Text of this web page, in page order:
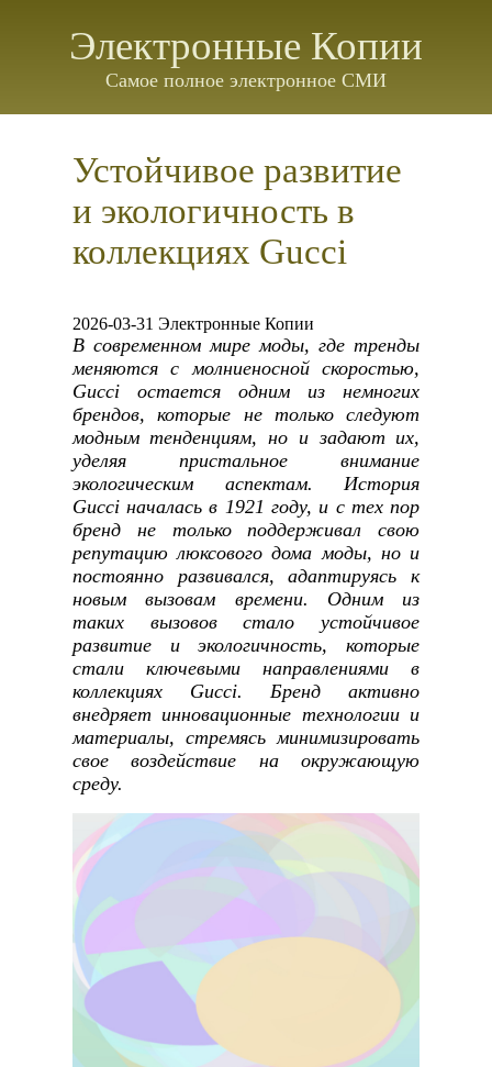
Электронные Копии
Самое полное электронное СМИ
Устойчивое развитие
и экологичность в
коллекциях Gucci
2026-03-31 Электронные Копии
В современном мире моды, где тренды
меняются с молниеносной скоростью,
Gucci остается одним из немногих
брендов, которые не только следуют
модным тенденциям, но и задают их,
уделяя пристальное внимание
экологическим аспектам. История
Gucci началась в 1921 году, и с тех пор
бренд не только поддерживал свою
репутацию люксового дома моды, но и
постоянно развивался, адаптируясь к
новым вызовам времени. Одним из
таких вызовов стало устойчивое
развитие и экологичность, которые
стали ключевыми направлениями в
коллекциях Gucci. Бренд активно
внедряет инновационные технологии и
материалы, стремясь минимизировать
свое воздействие на окружающую
среду.